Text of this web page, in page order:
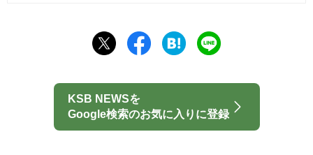
KSB NEWSを
Google検索のお気に入りに登録